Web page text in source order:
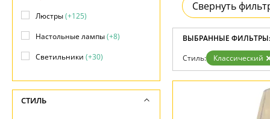
Дизайнерам
Бренды
Контакты
Свернуть
ВЫБРАННЫЕ ФИЛЬТРЫ:
Стиль: Классический
Люстры(+125)
Настольные лампы(+8)
Светильники (+30)
СТИЛЬ